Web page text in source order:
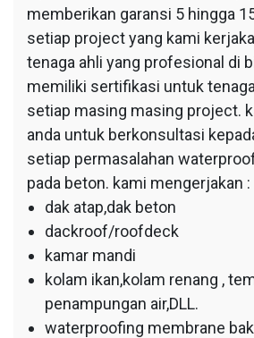
memberikan garansi 5 hingga
setiap project yang kami
tenaga ahli yang profesional di
memiliki sertifikasi untuk
setiap masing masing project.
anda untuk berkonsultasi
setiap permasalahan
pada beton. kami mengerjakan :
dak atap,dak beton
dackroof/roofdeck
kamar mandi
kolam ikan,kolam renang ,
penampungan air,DLL.
waterproofing membrane